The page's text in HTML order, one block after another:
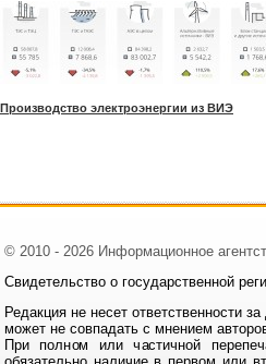
Производство электроэнергии из ВИЭ
© 2010 - 2026 Информационное
Свидетельство о государственной
Редакция не несет ответственности
может не совпадать с мнением
При полном или частичной